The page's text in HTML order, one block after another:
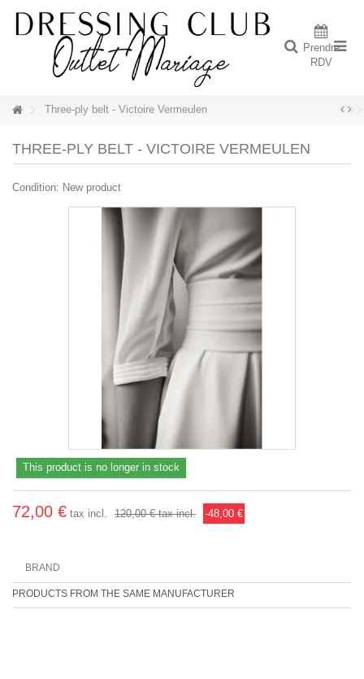
Prendre
RDV
Three-ply belt - Victoire Vermeulen
THREE-PLY BELT - VICTOIRE VERMEULEN
Condition: New product
This product is no longer in stock
72,00 € tax incl. 120,00 €tax incl. -48,00 €
BRAND
PRODUCTS FROM THE SAME MANUFACTURER